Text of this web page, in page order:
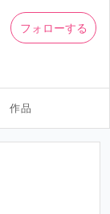
フォローする
作品